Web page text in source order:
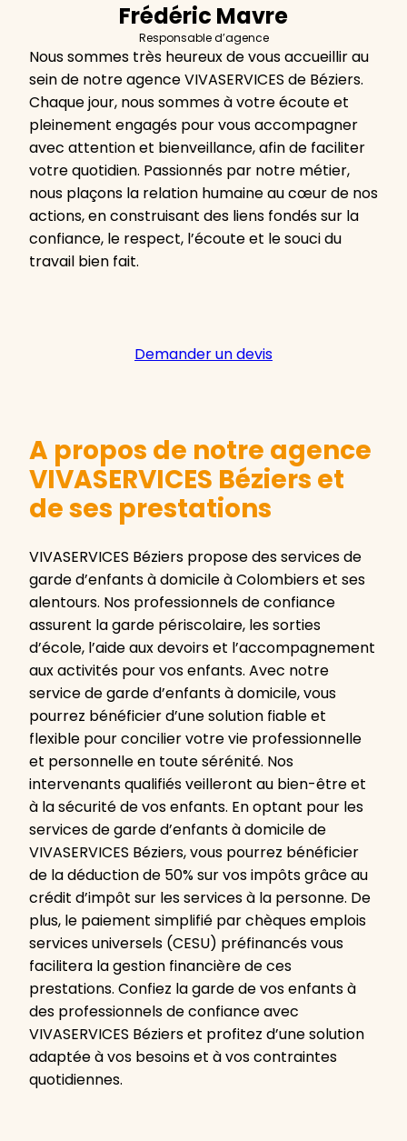
Frédéric Mavre
Responsable d’agence
Nous sommes très heureux de vous accueillir au
sein de notre agence VIVASERVICES de Béziers.
Chaque jour, nous sommes à votre écoute et
pleinement engagés pour vous accompagner
avec attention et bienveillance, afin de faciliter
votre quotidien. Passionnés par notre métier,
nous plaçons la relation humaine au cœur de nos
actions, en construisant des liens fondés sur la
confiance, le respect, l’écoute et le souci du
travail bien fait.
Demander un devis
A propos de notre agence
VIVASERVICES Béziers et
de ses prestations
VIVASERVICES Béziers propose des services de
garde d’enfants à domicile à Colombiers et ses
alentours. Nos professionnels de confiance
assurent la garde périscolaire, les sorties
d’école, l’aide aux devoirs et l’accompagnement
aux activités pour vos enfants. Avec notre
service de garde d’enfants à domicile, vous
pourrez bénéficier d’une solution fiable et
flexible pour concilier votre vie professionnelle
et personnelle en toute sérénité. Nos
intervenants qualifiés veilleront au bien-être et
à la sécurité de vos enfants. En optant pour les
services de garde d’enfants à domicile de
VIVASERVICES Béziers, vous pourrez bénéficier
de la déduction de 50% sur vos impôts grâce au
crédit d’impôt sur les services à la personne. De
plus, le paiement simplifié par chèques emplois
services universels (CESU) préfinancés vous
facilitera la gestion financière de ces
prestations. Confiez la garde de vos enfants à
des professionnels de confiance avec
VIVASERVICES Béziers et profitez d’une solution
adaptée à vos besoins et à vos contraintes
quotidiennes.